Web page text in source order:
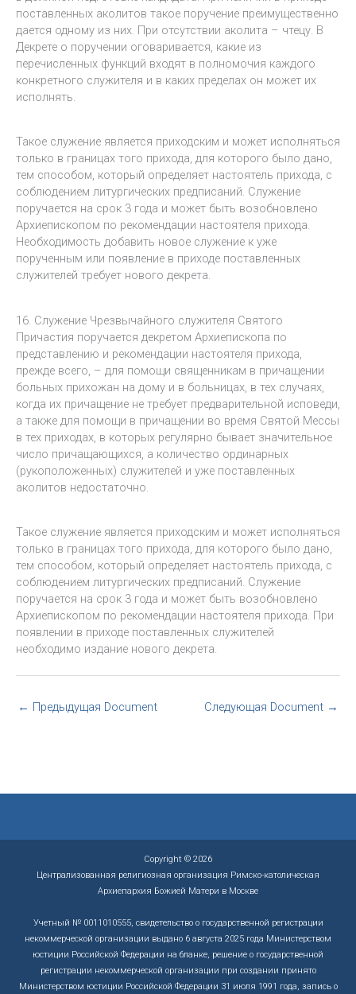
поставленных аколитов такое поручение преимущественно
дается одному из них. При отсутствии аколита – чтецу. В
Декрете о поручении оговаривается, какие из
перечисленных функций входят в полномочия каждого
конкретного служителя и в каких пределах он может их
исполнять.
Такое служение является приходским и может исполняться
только в границах того прихода, для которого было дано,
тем способом, который определяет настоятель прихода, с
соблюдением литургических предписаний. Служение
поручается на срок 3 года и может быть возобновлено
Архиепископом по рекомендации настоятеля прихода.
Необходимость добавить новое служение к уже
порученным или появление в приходе поставленных
служителей требует нового декрета.
16. Служение Чрезвычайного служителя Святого
Причастия поручается декретом Архиепископа по
представлению и рекомендации настоятеля прихода,
прежде всего, – для помощи священникам в причащении
больных прихожан на дому и в больницах, в тех случаях,
когда их причащение не требует предварительной исповеди,
а также для помощи в причащении во время Святой Мессы
в тех приходах, в которых регулярно бывает значительное
число причащающихся, а количество ординарных
(рукоположенных) служителей и уже поставленных
аколитов недостаточно.
Такое служение является приходским и может исполняться
только в границах того прихода, для которого было дано,
тем способом, который определяет настоятель прихода, с
соблюдением литургических предписаний. Служение
поручается на срок 3 года и может быть возобновлено
Архиепископом по рекомендации настоятеля прихода. При
появлении в приходе поставленных служителей
необходимо издание нового декрета.
← Предыдущая Document Следующая Document →
Copyright © 2026
Централизованная религиозная организация Римско-католическая
Архиепархия Божией Матери в Москве
Учетный № 0011010555, свидетельство о государственной регистрации
некоммерческой организации выдано 6 августа 2025 года Министерством
юстиции Российской Федерации на бланке, решение о государственной
регистрации некоммерческой организации при создании принято
Министерством юстиции Российской Федерации 31 июля 1991 года, запись о